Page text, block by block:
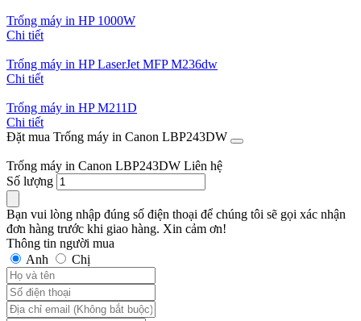
Trống máy in HP 1000W
Chi tiết
Trống máy in HP LaserJet MFP M236dw
Chi tiết
Trống máy in HP M211D
Chi tiết
Đặt mua Trống máy in Canon LBP243DW
Trống máy in Canon LBP243DW Liên hệ
Số lượng
Bạn vui lòng nhập đúng số điện thoại để chúng tôi sẽ gọi xác nhận
đơn hàng trước khi giao hàng. Xin cảm ơn!
Thông tin người mua
Anh
Chị